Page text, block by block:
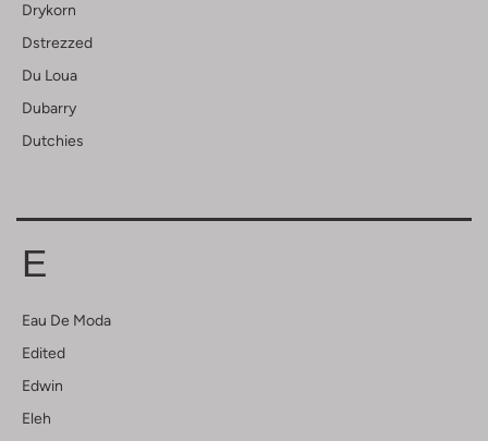
Drykorn
Dstrezzed
Du Loua
Dubarry
Dutchies
E
Eau De Moda
Edited
Edwin
Eleh